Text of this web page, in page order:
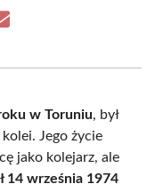
w Toruniu, był
Jego życie
jako kolejarz, ale
14 września 1974